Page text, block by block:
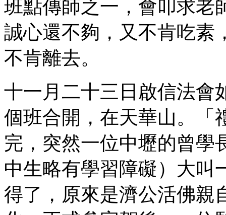
班點傳師之一，會叩求老
誠心還不夠，又不肯吃素
不肯離去。
十一月二十三日啟信法會
個班合開，在天華山。「
完，突然一位中壢的曾學
中生略有學習障礙）大叫
得了，原來是濟公活佛親